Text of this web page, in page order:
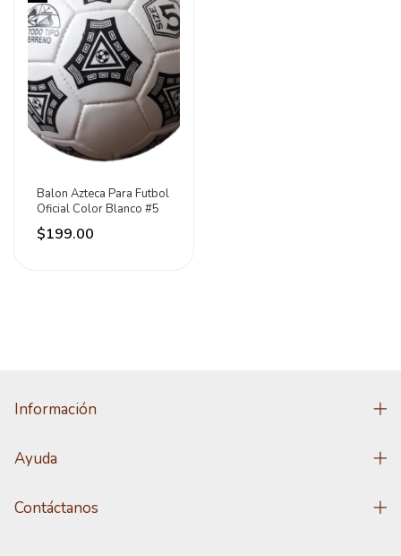
Balon Azteca Para Futbol
Oficial Color Blanco #5
$199.00
Información
Ayuda
Contáctanos